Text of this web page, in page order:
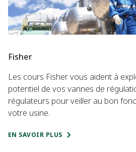
Fisher
Les cours Fisher vous aident à
potentiel de vos vannes de
régulateurs pour veiller au bon
votre usine.
EN SAVOIR PLUS